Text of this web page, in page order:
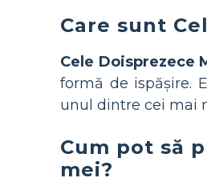
Care sunt
Cele Doisprezece
formă de ispășire.
unul dintre cei mai
Cum pot să
mei?